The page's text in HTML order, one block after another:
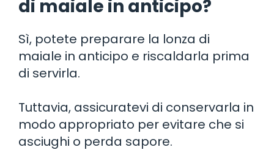
di maiale in anticipo?
Sì, potete preparare la lonza di
maiale in anticipo e riscaldarla prima
di servirla.
Tuttavia, assicuratevi di conservarla in
modo appropriato per evitare che si
asciughi o perda sapore.